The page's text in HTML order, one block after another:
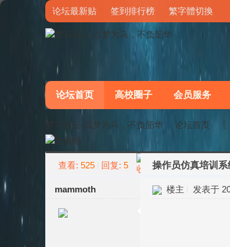
论坛最新贴 签到排行榜 繁字體切換
论坛首页 高校圈子 会员服务
梦马论坛-以梦为马，不负韶华 论坛首页
查看: 525 回复: 5 操作员仿真培训
mammoth 楼主 发表于